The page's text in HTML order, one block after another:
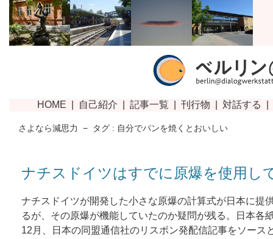
さよなら減思力 − タグ : 自分でパンを焼くとおいしい
ナチスドイツはすでに原爆を使用し
ナチスドイツが開発した小さな原爆の計算式が日本に提
るが、その原爆が機能していたのか疑問が残る。日本各
12月、日本の同盟通信社のリスボン発配信記事をソース